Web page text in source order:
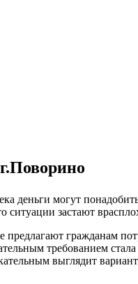
деньги могут
ситуации застают
гражданам
требованием
выглядит